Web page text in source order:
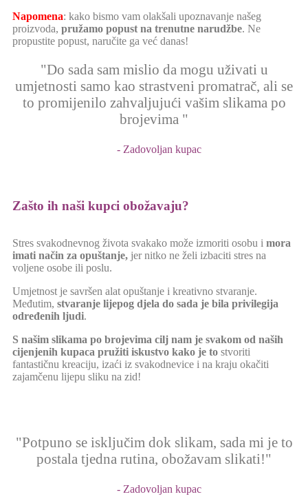
Napomena: kako bismo vam olakšali upoznavanje našeg
proizvoda, pružamo popust na trenutne narudžbe. Ne
propustite popust, naručite ga već danas!
"Do sada sam mislio da mogu uživati u
umjetnosti samo kao strastveni promatrač, ali se
to promijenilo zahvaljujući vašim slikama po
brojevima "
- Zadovoljan kupac
Zašto ih naši kupci obožavaju?
Stres svakodnevnog života svakako može izmoriti osobu i mora
imati način za opuštanje, jer nitko ne želi izbaciti stres na
voljene osobe ili poslu.
Umjetnost je savršen alat opuštanje i kreativno stvaranje.
Međutim, stvaranje lijepog djela do sada je bila privilegija
određenih ljudi.
S našim slikama po brojevima cilj nam je svakom od naših
cijenjenih kupaca pružiti iskustvo kako je to stvoriti
fantastičnu kreaciju, izaći iz svakodnevice i na kraju okačiti
zajamčenu lijepu sliku na zid!
"Potpuno se isključim dok slikam, sada mi je to
postala tjedna rutina, obožavam slikati!"
- Zadovoljan kupac